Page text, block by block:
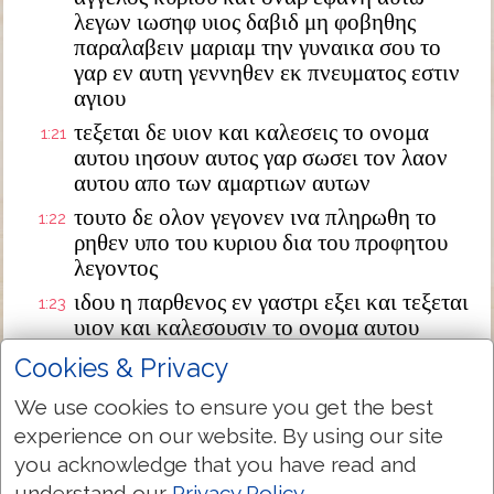
λεγων ιωσηφ υιος δαβιδ μη φοβηθης
παραλαβειν μαριαμ την γυναικα σου το
γαρ εν αυτη γεννηθεν εκ πνευματος εστιν
αγιου
1:21 τεξεται δε υιον και καλεσεις το ονομα
αυτου ιησουν αυτος γαρ σωσει τον λαον
αυτου απο των αμαρτιων αυτων
1:22 τουτο δε ολον γεγονεν ινα πληρωθη το
ρηθεν υπο του κυριου δια του προφητου
λεγοντος
1:23 ιδου η παρθενος εν γαστρι εξει και τεξεται
υιον και καλεσουσιν το ονομα αυτου
εμμανουηλ ο εστιν μεθερμηνευομενον μεθ
ημων ο θεος
1:24 διεγερθεις δε ο ιωσηφ απο του υπνου
εποιησεν ως προσεταξεν αυτω ο αγγελος
κυριου και παρελαβεν την γυναικα αυτου
Cookies & Privacy
We use cookies to ensure you get the best
experience on our website. By using our site
you acknowledge that you have read and